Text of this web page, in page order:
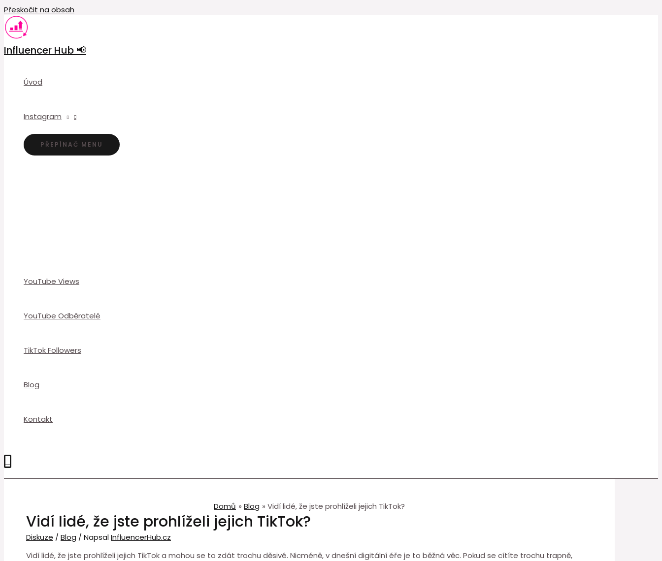
Přeskočit na obsah
Influencer Hub 📢
Úvod
Instagram
PŘEPÍNAČ MENU
YouTube Views
YouTube Odběratelé
TikTok Followers
Blog
Kontakt
Domů Blog Vidí lidé, že jste prohlíželi jejich TikTok?
Vidí lidé, že jste prohlíželi jejich TikTok?
Diskuze / Blog / NapsalInfluencerHub.cz
Vidí lidé, že jste prohlíželi jejich TikTok a mohou se to zdát trochu děsivé. Nicméně, v dnešní digitální éře je to běžná věc. Pokud se cítíte trochu trapně,